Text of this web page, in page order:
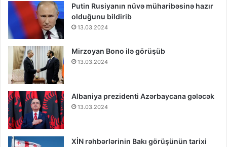
Putin Rusiyanın nüvə müharibəsinə hazır
olduğunu bildirib
13.03.2024
Mirzoyan Bono ilə görüşüb
13.03.2024
Albaniya prezidenti Azərbaycana gələcək
13.03.2024
XİN rəhbərlərinin Bakı görüşünün tarixi